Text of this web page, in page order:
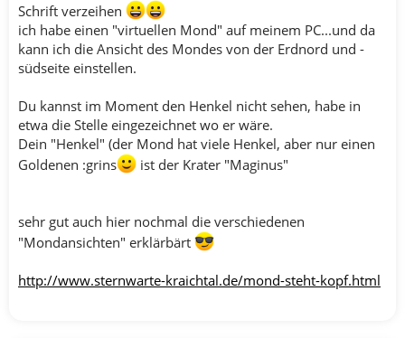
Schrift verzeihen
ich habe einen "virtuellen Mond" auf meinem PC...und da
kann ich die Ansicht des Mondes von der Erdnord und -
südseite einstellen.
Du kannst im Moment den Henkel nicht sehen, habe in
etwa die Stelle eingezeichnet wo er wäre.
Dein "Henkel" (der Mond hat viele Henkel, aber nur einen
Goldenen :grins
ist der Krater "Maginus"
sehr gut auch hier nochmal die verschiedenen
"Mondansichten" erklärbärt
http://www.sternwarte-kraichtal.de/mond-steht-kopf.html